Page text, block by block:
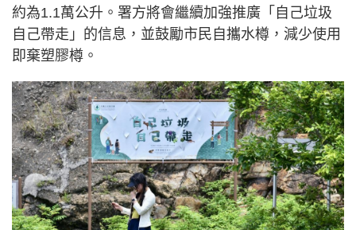
約為1.1萬公升。署方將會繼續加強推廣「自己垃圾
自己帶走」的信息，並鼓勵市民自攜水樽，減少使用
即棄塑膠樽。